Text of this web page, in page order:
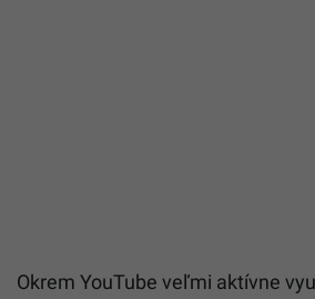
Okrem YouTube veľmi aktívne